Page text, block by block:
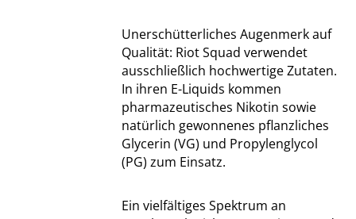
Unerschütterliches Augenmerk auf
Qualität: Riot Squad verwendet
ausschließlich hochwertige Zutaten.
In ihren E-Liquids kommen
pharmazeutisches Nikotin sowie
natürlich gewonnenes pflanzliches
Glycerin (VG) und Propylenglycol
(PG) zum Einsatz.
Ein vielfältiges Spektrum an